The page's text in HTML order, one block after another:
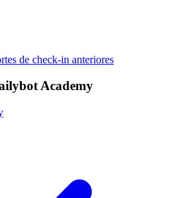
de check-in anteriores
Academy